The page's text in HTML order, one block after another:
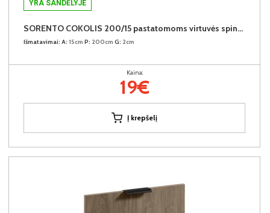
YRA SANDĖLYJE
SORENTO COKOLIS 200/15 pastatomoms virtuvės spintelėms (Baltic Storm)
Išmatavimai: A: 15cm P: 200cm G: 2cm
Kaina:
19€
Į krepšelį